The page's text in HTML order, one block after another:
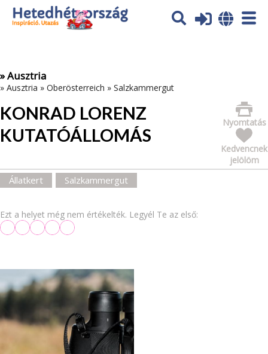
Az oldal sütiket (cookies) használ. További tájékoztatás itt:
Adatvédelmi tájékoztató
» Ausztria
» Ausztria » Oberösterreich » Salzkammergut
KONRAD LORENZ
KUTATÓÁLLOMÁS
Nyomtatás
Kedvencnek
jelölöm
Állatkert Salzkammergut
Ezt a helyet még nem értékelték. Legyél Te az első: